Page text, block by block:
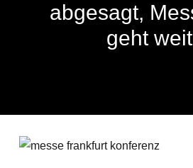
abgesagt,
geht